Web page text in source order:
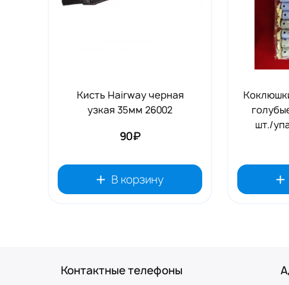
Кисть Hairway черная
узкая 35мм 26002
90₽
В корзину
шт./
Контактные телефоны